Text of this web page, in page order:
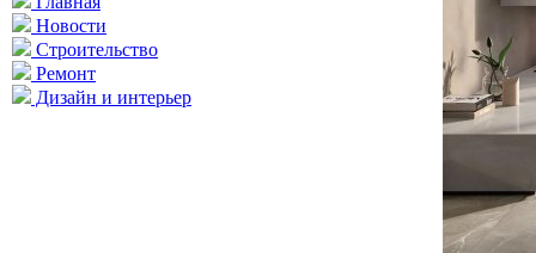
Новости
Строительство
Ремонт
Дизайн и интерьер